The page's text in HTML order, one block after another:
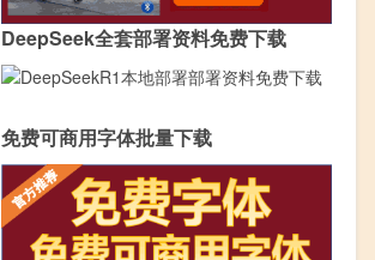
DeepSeek全套部署资料免费下载
免费可商用字体批量下载